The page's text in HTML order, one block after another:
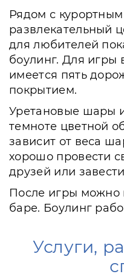
Рядом с
развлекательный
для любителей
боулинг. Для игры
имеется пять
покрытием.
Уретановые шары
темноте цветной
зависит от веса
хорошо провести
друзей или
После игры можно
баре. Боулинг
Услуги,